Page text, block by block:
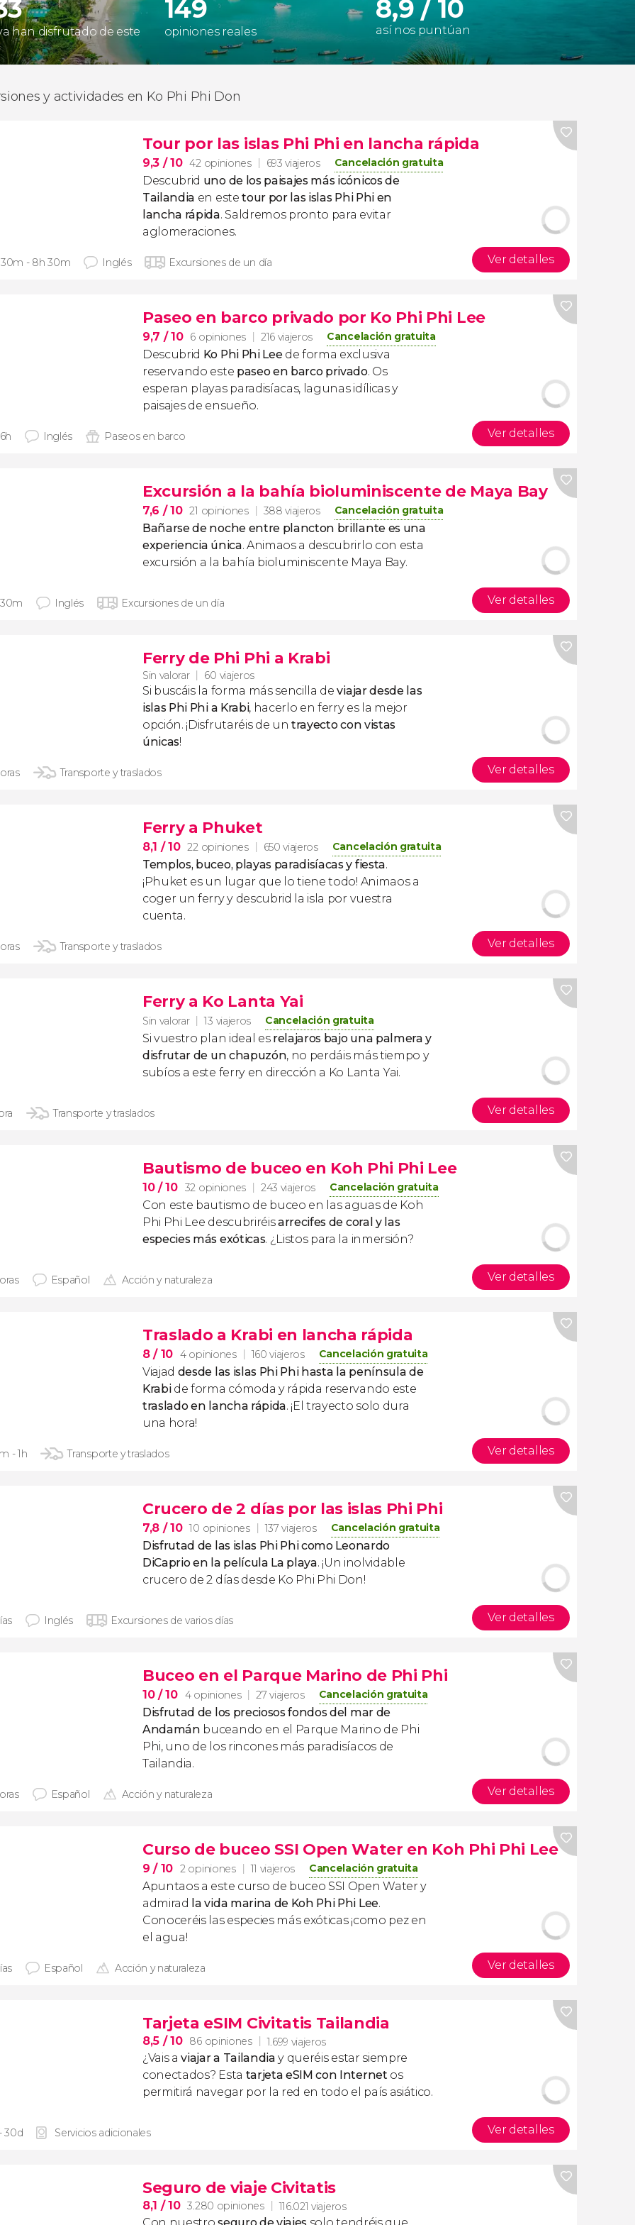
han disfrutado de este
149
opiniones reales
8,9 / 10
así nos puntúan
y actividades en Ko Phi Phi Don
Tour por las islas Phi Phi en lancha rápida
9,3 / 10 42 opiniones 693 viajeros Cancelación gratuita
Descubrid uno de los paisajes más icónicos de
Tailandia en estetour por las islas Phi Phi en
lancha rápida. Saldremos pronto para evitar
aglomeraciones.
- 8h 30m Inglés Excursiones de un día Ver detalles
Paseo en barco privado por Ko Phi Phi Lee
9,7 / 10 6 opiniones 216 viajeros Cancelación gratuita
Descubrid Ko Phi Phi Lee de forma exclusiva
reservando este paseo en barco privado. Os
esperan playas paradisíacas, lagunas idílicas y
paisajes de ensueño.
Inglés Paseos en barco Ver detalles
Excursión a la bahía bioluminiscente de Maya Bay
7,6 / 10 21 opiniones 388 viajeros Cancelación gratuita
Bañarse de noche entre plancton brillante es una
experiencia única. Animaos a descubrirlo con esta
excursión a la bahía bioluminiscente Maya Bay.
Inglés Excursiones de un día Ver detalles
Ferry de Phi Phi a Krabi
Sin valorar 60 viajeros
Si buscáis la forma más sencilla deviajar desde las
islas Phi Phi a Krabi, hacerlo en ferry es la mejor
opción. ¡Disfrutaréis de untrayecto con vistas
únicas!
Transporte y traslados Ver detalles
Ferry a Phuket
8,1 / 10 22 opiniones 650 viajeros Cancelación gratuita
Templos, buceo, playas paradisíacas y fiesta.
¡Phuket es un lugar que lo tiene todo! Animaos a
coger un ferry y descubrid la isla por vuestra
cuenta.
Transporte y traslados Ver detalles
Ferry a Ko Lanta Yai
Sin valorar 13 viajeros Cancelación gratuita
Si vuestro plan ideal es relajaros bajo una palmera y
disfrutar de un chapuzón, no perdáis más tiempo y
subíos a este ferry en dirección a Ko Lanta Yai.
Transporte y traslados Ver detalles
Bautismo de buceo en Koh Phi Phi Lee
10/ 10 32 opiniones 243 viajeros Cancelación gratuita
Con este bautismo de buceo en las aguas de Koh
Phi Phi Lee descubriréisarrecifes de coral y las
especies más exóticas. ¿Listos para la inmersión?
Español Acción y naturaleza Ver detalles
Traslado a Krabi en lancha rápida
8/ 10 4 opiniones 160 viajeros Cancelación gratuita
Viajad desde las islas Phi Phi hasta la península de
Krabide forma cómoda y rápida reservando este
traslado en lancha rápida. ¡El trayecto solo dura
una hora!
- 1h Transporte y traslados Ver detalles
Crucero de 2 días por las islas Phi Phi
7,8 / 10 10 opiniones 137 viajeros Cancelación gratuita
Disfrutad de las islas Phi Phi como Leonardo
DiCaprio en la película La playa. ¡Un inolvidable
crucero de 2 días desde Ko Phi Phi Don!
Inglés Excursiones de varios días Ver detalles
Buceo en el Parque Marino de Phi Phi
10/ 10 4 opiniones 27 viajeros Cancelación gratuita
Disfrutad de los preciosos fondos del mar de
Andamán buceando en el Parque Marino de Phi
Phi, uno de los rincones más paradisíacos de
Tailandia.
Español Acción y naturaleza Ver detalles
Curso de buceo SSI Open Water en Koh Phi Phi Lee
9/ 10 2 opiniones 11 viajeros Cancelación gratuita
Apuntaos a este curso de buceo SSI Open Water y
admirad la vida marina de Koh Phi Phi Lee.
Conoceréis las especies más exóticas ¡como pez en
el agua!
Español Acción y naturaleza Ver detalles
Tarjeta eSIM Civitatis Tailandia
8,5 / 10 86 opiniones 1.699 viajeros
¿Vais aviajar a Tailandia y queréis estar siempre
conectados? Esta tarjeta eSIM con Internet os
permitirá navegar por la red en todo el país asiático.
30d Servicios adicionales Ver detalles
Seguro de viaje Civitatis
8,1 / 10 3.280 opiniones 116.021 viajeros